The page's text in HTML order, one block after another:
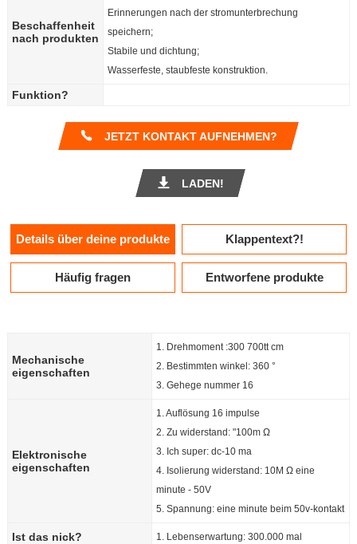
Beschaffenheit
nach produkten
Erinnerungen nach der stromunterbrechung
speichern;
Stabile und dichtung;
Wasserfeste, staubfeste konstruktion.
Funktion?
JETZT KONTAKT AUFNEHMEN?
LADEN!
Details über deine produkte Klappentext?!
Häufig fragen Entworfene produkte
Mechanische
eigenschaften
1. Drehmoment :300 700tt cm
2. Bestimmten winkel: 360 °
3. Gehege nummer 16
Elektronische
eigenschaften
1. Auflösung 16 impulse
2. Zu widerstand: "100m Ω
3. Ich super: dc-10 ma
4. Isolierung widerstand: 10M Ω eine
minute - 50V
5. Spannung: eine minute beim 50v-kontakt
Ist das nick? 1. Lebenserwartung: 300.000 mal